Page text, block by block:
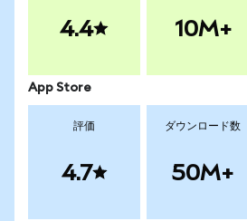
4.4 10M+
App Store
評価
4.7
ダウンロード数
50M+